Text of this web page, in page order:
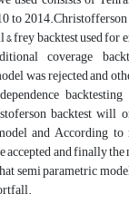
to
frey backtest used for
coverage
was rejected and
backtest will
and According
accepted and finally
semi parametric